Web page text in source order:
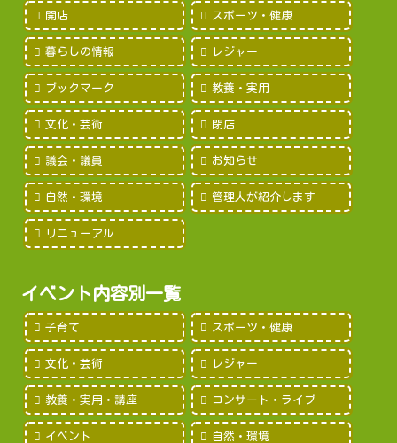
開店 スポーツ・健康
暮らしの情報 レジャー
ブックマーク 教養・実用
文化・芸術 閉店
議会・議員 お知らせ
自然・環境 管理人が紹介します
リニューアル
イベント内容別一覧
子育て スポーツ・健康
文化・芸術 レジャー
教養・実用・講座 コンサート・ライブ
イベント 自然・環境